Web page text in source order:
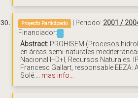
Proyecto Participado | Periodo: 2001 /
Financiador:
Abstract: PROHISEM (Procesos
en áreas semi-naturales
Nacional I+D+I, Recursos Naturales. IP
Francesc Gallart, responsable EEZA:
Solé.... mas info...